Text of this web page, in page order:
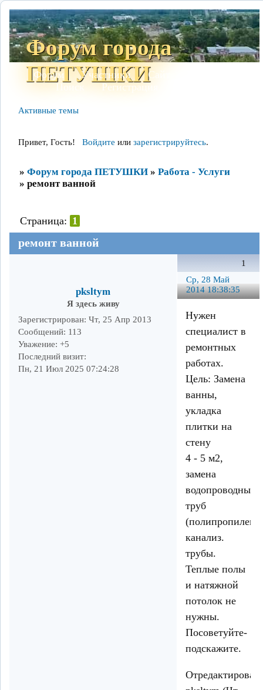
Форум города
ПЕТУШКИ
Форум Участники Сайт
Поиск
Регистрация
Активные темы
Привет, Гость! Войдите или зарегистрируйтесь.
» Форум города ПЕТУШКИ » Работа - Услуги
» ремонт ванной
ремонт ванной
Страница: 1
1
Ср, 28 Май
2014 18:38:35
pksltym
Я здесь живу
Зарегистрирован: Чт, 25 Апр 2013
Сообщений: 113
Уважение: +5
Последний визит:
Пн, 21 Июл 2025 07:24:28
Нужен
специалист в
ремонтных
работах.
Цель: Замена
ванны,
укладка
плитки на
стену
4 - 5 м2,
замена
водопроводных
труб
(полипропилен),
канализ.
трубы.
Теплые полы
и натяжной
потолок не
нужны.
Посоветуйте-
подскажите.